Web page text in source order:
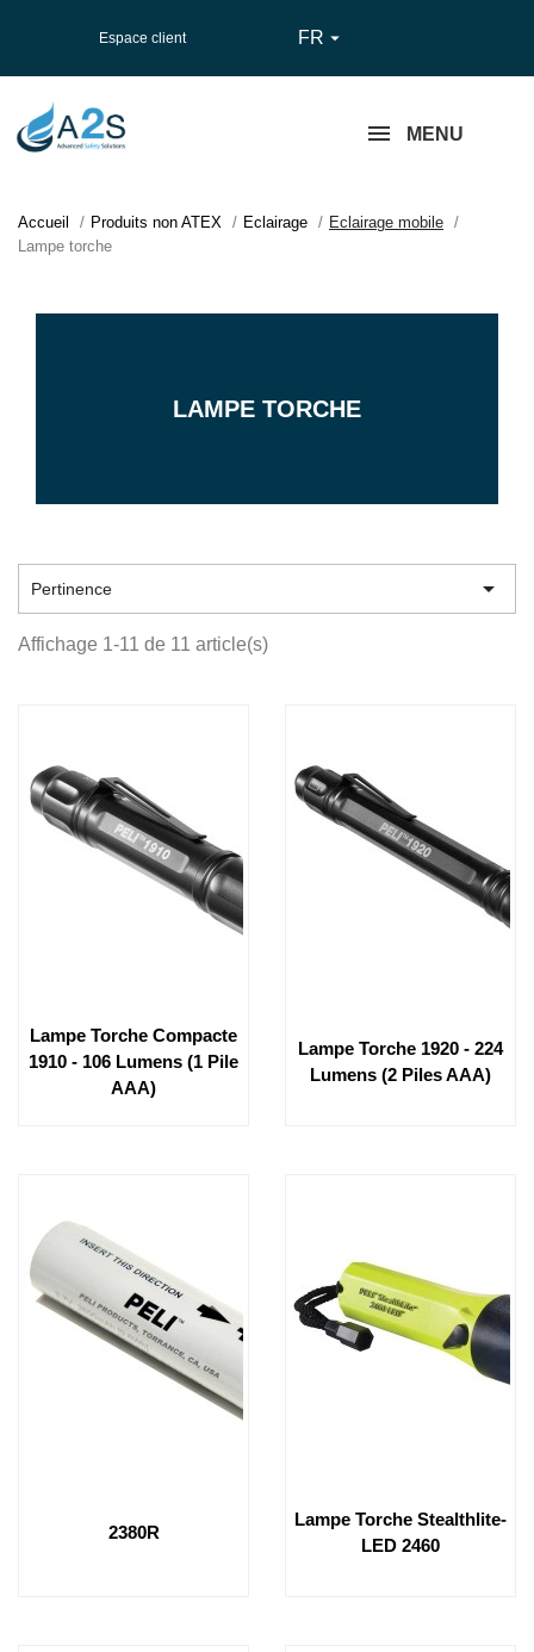
Espace client FR 
MENU
Accueil Produits non ATEX Eclairage
Eclairage mobile
Lampe torche
LAMPE TORCHE
Pertinence 
Affichage 1-11 de 11 article(s)
Lampe Torche Compacte
1910 - 106 Lumens (1 Pile
AAA)
Lampe Torche 1920 - 224
Lumens (2 Piles AAA)
2380R
Lampe Torche Stealthlite-
LED 2460